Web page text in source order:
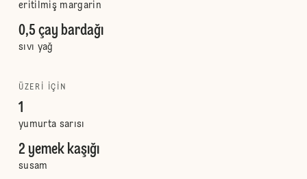
eritilmiş margarin
0,5 çay bardağı
sıvı yağ
ÜZERI IÇIN
1
yumurta sarısı
2 yemek kaşığı
susam